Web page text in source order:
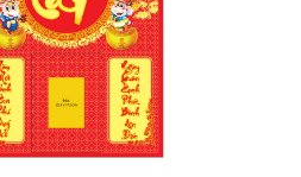
LỊCH TÂN SỬU
2021_MS 1